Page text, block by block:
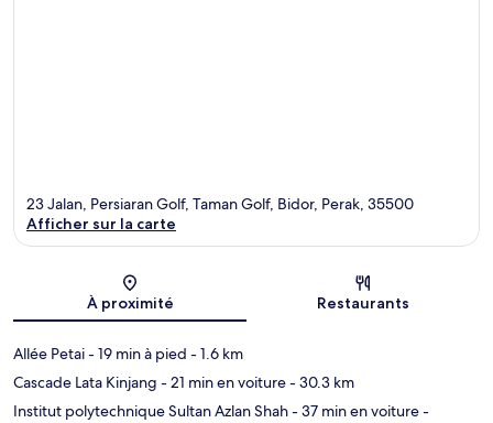
23 Jalan, Persiaran Golf, Taman Golf, Bidor, Perak, 35500
Afficher sur la carte
À proximité Restaurants
Allée Petai- 19 min à pied - 1.6 km
Cascade Lata Kinjang - 21 min en voiture- 30.3 km
Institut polytechnique Sultan Azlan Shah- 37 min en voiture-